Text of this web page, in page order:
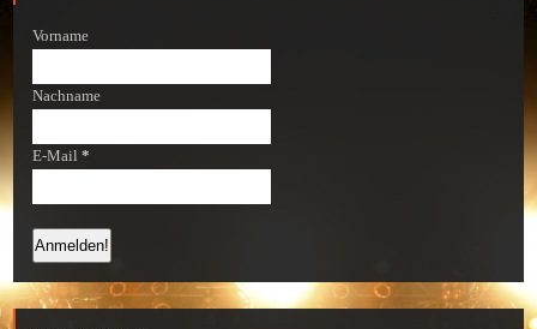
Vorname
Nachname
E-Mail *